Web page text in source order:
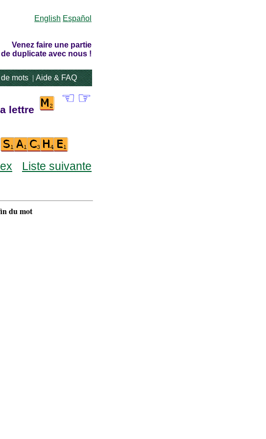
English Español
Venez faire une partie
de duplicate avec nous !
mots|Aide & FAQ
lettre
☜ ☞
Liste suivante
du mot